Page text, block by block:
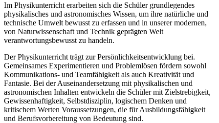
Im Physikunterricht erarbeiten sich die Schüler grundlegendes
physikalisches und astronomisches Wissen, um ihre natürliche und
technische Umwelt bewusst zu erfassen und in unserer modernen,
von Naturwissenschaft und Technik geprägten Welt
verantwortungsbewusst zu handeln.
Der Physikunterricht trägt zur Persönlichkeitsentwicklung bei.
Gemeinsames Experimentieren und Problemlösen fördern sowohl
Kommunikations- und Teamfähigkeit als auch Kreativität und
Fantasie. Bei der Auseinandersetzung mit physikalischen und
astronomischen Inhalten entwickeln die Schüler mit Zielstrebigkeit,
Gewissenhaftigkeit, Selbstdisziplin, logischem Denken und
kritischem Werten Voraussetzungen, die für Ausbildungsfähigkeit
und Berufsvorbereitung von Bedeutung sind.